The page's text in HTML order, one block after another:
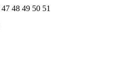
47 48 49 50 51